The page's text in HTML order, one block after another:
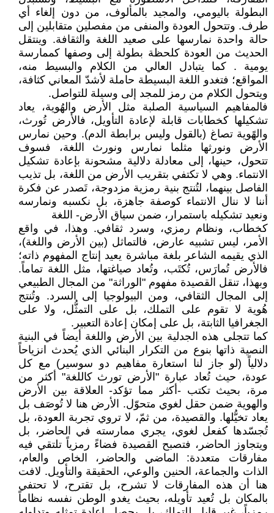
البطولة باليومي، والمجيد بالمألوف، من دون إلغاء أي
طرف. وتتحول العودة والمنفى من مفصلين متقابلين إلى
حالة واحدة نمارسها على صعيد اللغة والثقافة. وينتقل
الحديث من العودة كلحظة بطولة إلى وصفها كممارسة
يومية . كما يتبادل العالي من الكلام والبسيط منه،
المواقع؛ فتغدو اللغة البسيطة حاملة لأشدّ المعاني كثافة،
ويتحول الكلام من رمز للمجد إلى وسيلة للتواصل.
فالمفاهيم السياسية الصلبة مثل الأرض والهُوية، يعاد
تشكيلها كخطابات قابلة لإعادة التأويل، فالأرض تُورث،
والهًوية تصاغ (بالقول وليس برابطة الدم). وحين نمارس
الأرض ونورثها مثلما نمارس ونورث اللغة، فسوف
تتحول، حينها، إلى معادلة دلالية مشحونة بإعادة تشكيل
الانتماء. وهي لا تكتفي بتقريب الأرض من اللغة، بل تذيب
الفاصل بينهما، لتُنتج بنية رمزية مزدوجة، تَصدر عن فكرة
أننا لا ننال الانتماء كوصفة جاهزة، بل نكسبه ونمارسه
ونعيد تشكيله باستمرار، ضمن سياق الأرض- اللغة
كخطاب، ونظام رمزي، وسرد ثقافي. وهذا، في واقع
الأمر، ليس تشبيه عارض، فالتماثل (بين الأرض واللغة)،
الذي يقيمه الشاعر بلغة مباشرة يعيد إنتاج المفهوم ذاته؛
فالأرض تُمارَس، تُكتَب، وتُعاد صياغتها، مثل اللغة تماماً.
وبهذا، تنقل القصيدة مفهوم "الوراثة" من المجال الطبيعي
إلى المجال الثقافي، ومن البيولوجيا إلى السرد. وتُنتج
هُوية لا تقوم على التملك، بل على التمثُّل، ولا على
الجغرافيا الثابتة، بل على إمكان إعادة التعبير.
كما تتجلى هذه الجدلية بين الأرض واللغة أيضاً في البنية
النصية ذاتها بنوع من التكرار البنائي الذي يُحدث انزياحاً
دلالياً (لو جاز لنا استعارة مفاهيم دو سوسير) مع كل
عودة، حيث تُعاد عبارة "الأرض تورث كاللغة" أكثر من
مرة، بحيث تكتب -أكثر مما تؤكد- العلاقة بين الأرض
والهوية ضمن حقل لغوي متحوّل. الأرض هنا لا تُوصَف بل
يعاد تخيُّلها. والقصيدة، من ثمّ، لا تروي تجربة العودة، بل
تُجسّدها كفعل لغوي، يجري ممارسته في الحاضر، بل
ويتجاوز الحاضر، فتصبح القصيدة فضاءً رمزياً تلتقي فيه
مفارقات متعددة: الماضي والحاضر، الخاص والعام،
الذات والجماعة، الحنين والوعي، الحقيقة والتأويل. لافت
هنا أن هذه المفارقات لا تشرح، بل تقترح، لا تحتفي
بالمكان بل تُعيد تأويله، بحيث يغدو الوطن نفسه نظاماً